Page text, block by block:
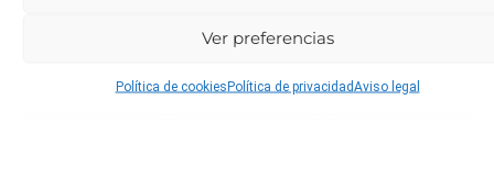
Ver preferencias
Política de cookiesPolítica de privacidadAviso legal
blanca